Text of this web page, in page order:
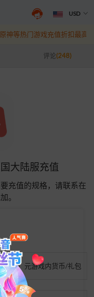
陆服充值
USD
优惠，热门规格更划算点此查
神等热门游戏充值折扣最高
评论(248)
大陆服充值
充值的规格，请联系在
。
30+6）元游戏内货币/礼包